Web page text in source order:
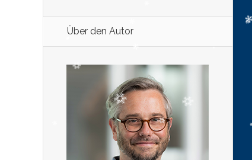
Über den Autor